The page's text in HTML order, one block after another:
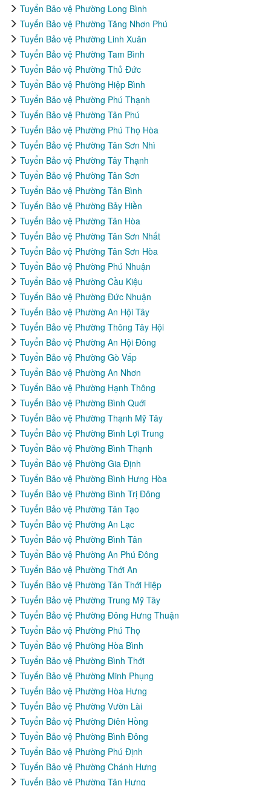
Tuyển Bảo vệ Phường Long Bình
Tuyển Bảo vệ Phường Tăng Nhơn Phú
Tuyển Bảo vệ Phường Linh Xuân
Tuyển Bảo vệ Phường Tam Bình
Tuyển Bảo vệ Phường Thủ Đức
Tuyển Bảo vệ Phường Hiệp Bình
Tuyển Bảo vệ Phường Phú Thạnh
Tuyển Bảo vệ Phường Tân Phú
Tuyển Bảo vệ Phường Phú Thọ Hòa
Tuyển Bảo vệ Phường Tân Sơn Nhì
Tuyển Bảo vệ Phường Tây Thạnh
Tuyển Bảo vệ Phường Tân Sơn
Tuyển Bảo vệ Phường Tân Bình
Tuyển Bảo vệ Phường Bảy Hiền
Tuyển Bảo vệ Phường Tân Hòa
Tuyển Bảo vệ Phường Tân Sơn Nhất
Tuyển Bảo vệ Phường Tân Sơn Hòa
Tuyển Bảo vệ Phường Phú Nhuận
Tuyển Bảo vệ Phường Cầu Kiệu
Tuyển Bảo vệ Phường Đức Nhuận
Tuyển Bảo vệ Phường An Hội Tây
Tuyển Bảo vệ Phường Thông Tây Hội
Tuyển Bảo vệ Phường An Hội Đông
Tuyển Bảo vệ Phường Gò Vấp
Tuyển Bảo vệ Phường An Nhơn
Tuyển Bảo vệ Phường Hạnh Thông
Tuyển Bảo vệ Phường Bình Quới
Tuyển Bảo vệ Phường Thạnh Mỹ Tây
Tuyển Bảo vệ Phường Bình Lợi Trung
Tuyển Bảo vệ Phường Bình Thạnh
Tuyển Bảo vệ Phường Gia Định
Tuyển Bảo vệ Phường Bình Hưng Hòa
Tuyển Bảo vệ Phường Bình Trị Đông
Tuyển Bảo vệ Phường Tân Tạo
Tuyển Bảo vệ Phường An Lạc
Tuyển Bảo vệ Phường Bình Tân
Tuyển Bảo vệ Phường An Phú Đông
Tuyển Bảo vệ Phường Thới An
Tuyển Bảo vệ Phường Tân Thới Hiệp
Tuyển Bảo vệ Phường Trung Mỹ Tây
Tuyển Bảo vệ Phường Đông Hưng Thuận
Tuyển Bảo vệ Phường Phú Thọ
Tuyển Bảo vệ Phường Hòa Bình
Tuyển Bảo vệ Phường Bình Thới
Tuyển Bảo vệ Phường Minh Phụng
Tuyển Bảo vệ Phường Hòa Hưng
Tuyển Bảo vệ Phường Vườn Lài
Tuyển Bảo vệ Phường Diên Hồng
Tuyển Bảo vệ Phường Bình Đông
Tuyển Bảo vệ Phường Phú Định
Tuyển Bảo vệ Phường Chánh Hưng
Tuyển Bảo vệ Phường Tân Hưng